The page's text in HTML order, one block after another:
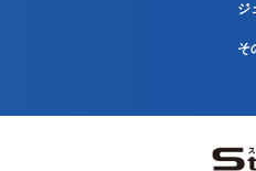
ジ
そ